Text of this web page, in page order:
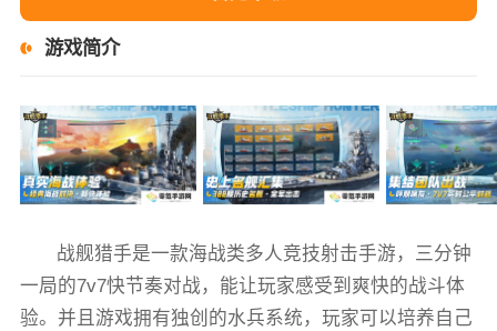
游戏简介
战舰猎手是一款海战类多人竞技射击手游，三分钟
一局的7v7快节奏对战，能让玩家感受到爽快的战斗体
验。并且游戏拥有独创的水兵系统，玩家可以培养自己